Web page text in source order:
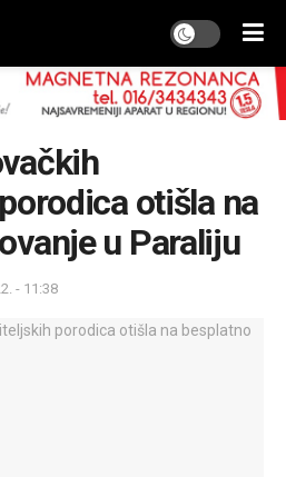
otišla na
u Paraliju
- 11:38